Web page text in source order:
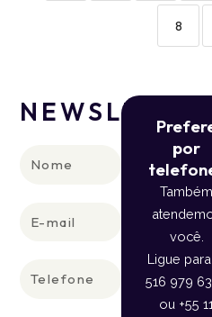
8
NEWSLETTER
por
Também
você.
Ligue para
516 979
ou +55 11